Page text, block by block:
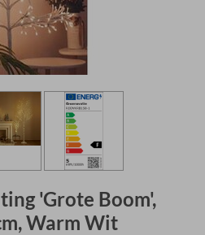
'Grote Boom',
Warm Wit